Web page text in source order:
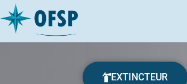
EXTINCTEUR